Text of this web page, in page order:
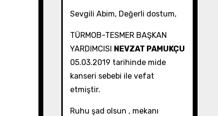
Sevgili Abim, Değerli dostum,
TÜRMOB-TESMER BAŞKAN
YARDIMCISI NEVZAT PAMUKÇU
05.03.2019 tarihinde mide
kanseri sebebi ile vefat
etmiştir.
Ruhu şad olsun , mekanı